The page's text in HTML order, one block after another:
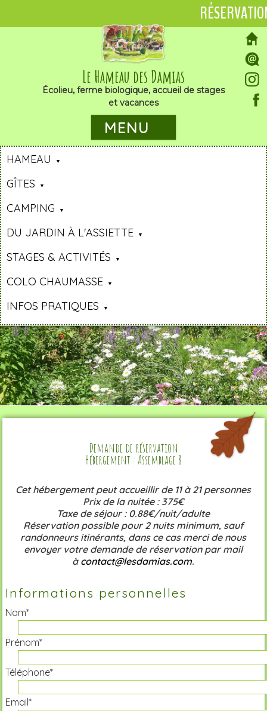
Le Hameau des Damias
Écolieu, ferme biologique, accueil de stages
et vacances
MENU
HAMEAU
GÎTES
CAMPING
DU JARDIN À L'ASSIETTE
STAGES & ACTIVITÉS
COLO CHAUMASSE
INFOS PRATIQUES
Demande de réservation
Hébergement : Assemblage 8
Cet hébergement peut accueillir de 11 à 21 personnes
Prix de la nuitée : 375€
Taxe de séjour : 0.88€/nuit/adulte
Réservation possible pour 2 nuits minimum, sauf
randonneurs itinérants, dans ce cas merci de nous
envoyer votre demande de réservation par mail
à contact@lesdamias.com.
Informations personnelles
Nom*
Prénom*
Téléphone*
Email*